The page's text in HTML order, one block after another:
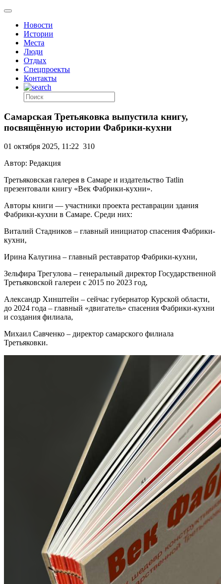
Новости
Истории
Места
Люди
Отдых
Спецпроекты
Контакты
Самарская Третьяковка выпустила книгу,
посвящённую истории Фабрики-кухни
01 октября 2025, 11:22 310
Автор: Редакция
Третьяковская галерея в Самаре и издательство Tatlin
презентовали книгу «Век Фабрики-кухни».
Авторы книги — участники проекта реставрации здания
Фабрики-кухни в Самаре. Среди них:
Виталий Стадников – главный инициатор спасения Фабрики-
кухни,
Ирина Калугина – главный реставратор Фабрики-кухни,
Зельфира Трегулова – генеральный директор Государственной
Третьяковской галереи с 2015 по 2023 год,
Александр Хинштейн – сейчас губернатор Курской области,
до 2024 года – главный «двигатель» спасения Фабрики-кухни
и создания филиала,
Михаил Савченко – директор самарского филиала
Третьяковки.